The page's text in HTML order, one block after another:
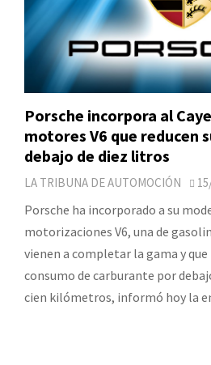
Porsche incorpora al
motores V6 que reducen
debajo de diez litros
LA TRIBUNA DE AUTOMOCIÓN
Porsche ha incorporado a su
motorizaciones V6, una de
vienen a completar la gama y
consumo de carburante por
cien kilómetros, informó hoy la